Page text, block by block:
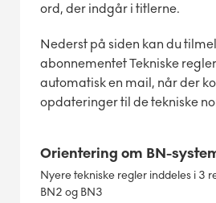
ord, der indgår i titlerne.
Nederst på siden kan du
abonnementet Tekniske
automatisk en mail, når der
opdateringer til de tekniske
Orientering om BN-
Nyere tekniske regler inddeles i 3
BN2 og BN3